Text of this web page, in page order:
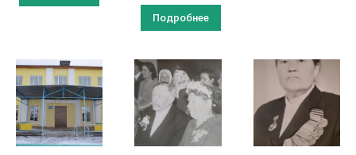
Подробнее